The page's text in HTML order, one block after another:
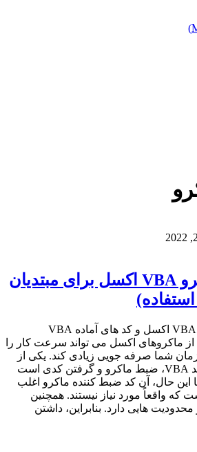
۲۴ مثال ماکرو VBA اکسل برای مبتدیان
دنبال مثال ماکرو VBA اکسل و کد های آماده VBA
از ماکروهای اکسل می تواند سرعت کار را
شما صرفه جویی زیادی کند. یکی از
راه های دریافت کد VBA، ضبط ماکرو و گرفتن کدی است
این حال، آن کد ضبط کننده ماکرو اغلب
که واقعاً مورد نیاز نیستند. همچنین
هایی دارد. بنابراین، داشتن